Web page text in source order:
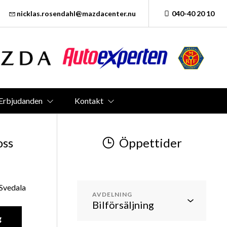
nicklas.rosendahl@mazdacenter.nu 040-40 20 10
Kontakt
Öppettider
AVDELNING